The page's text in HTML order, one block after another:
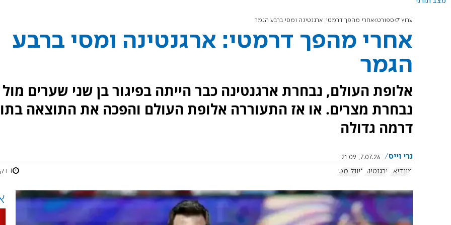
ערוץ 7 ספורט אחרי מהפך דרמטי: ארגנטינה ומסי ברבע הגמר
אחרי מהפך דרמטי: ארגנטינה ומסי ברבע
הגמר
אלופת העולם, נבחרת ארגנטינה כבר הייתה בפיגור בן שני שערים מול
נבחרת מצרים. או אז התעוררה אלופת העולם והפכה את התוצאה
דרמה גדולה
נרי וייס
7.07.26, 21:09
מונדיאל
ארגנטינה ליונל מסי 1 דקות